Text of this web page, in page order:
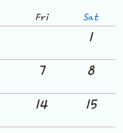
Fri Sat
1
7
8
14
15